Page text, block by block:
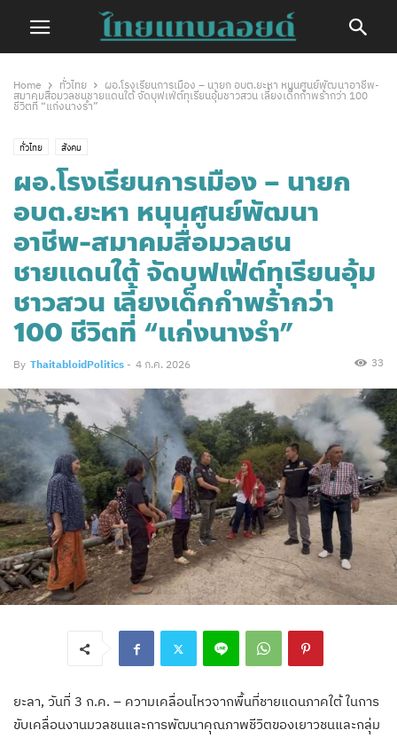
Home ทั่วไทย
ผอ.โรงเรียนการเมือง – นายก อบต.ยะหา หนุนศูนย์พัฒนาอาชีพ-
สมาคมสื่อมวลชนชายแดนใต้ จัดบุฟเฟ่ต์ทุเรียนอุ้มชาวสวน เลี้ยงเด็กกำพร้ากว่า 100
ชีวิตที่ “แก่งนางรำ”
ทั่วไทย สังคม
ผอ.โรงเรียนการเมือง – นายก
อบต.ยะหา หนุนศูนย์พัฒนา
อาชีพ-สมาคมสื่อมวลชน
ชายแดนใต้ จัดบุฟเฟ่ต์ทุเรียนอุ้ม
ชาวสวน เลี้ยงเด็กกำพร้ากว่า
100 ชีวิตที่ “แก่งนางรำ”
By ThaitabloidPolitics - 4 ก.ค. 2026 33
ยะลา, วันที่ 3 ก.ค. – ความเคลื่อนไหวจากพื้นที่ชายแดนภาคใต้ ในการ
ขับเคลื่อนงานมวลชนและการพัฒนาคุณภาพชีวิตของเยาวชนและกลุ่ม